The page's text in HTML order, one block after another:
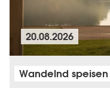
20.08.2026
Wandelnd